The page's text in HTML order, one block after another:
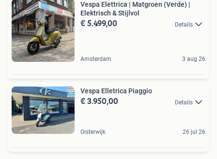
Vespa Elettrica | Matgroen (Verde) |
Elektrisch & Stijlvol
€ 5.499,00 Details
Amsterdam 3 aug 26
Vespa Elletrica Piaggio
€ 3.950,00 Details
Oisterwijk 26 jul 26